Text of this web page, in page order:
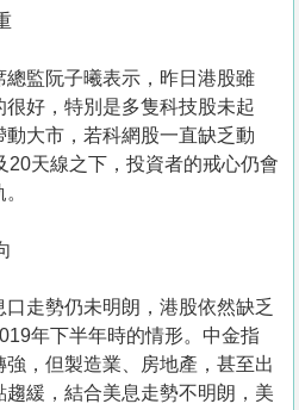
監阮子曦表示，昨日港股雖
好，特別是多隻科技股未起
大市，若科網股一直缺乏動
20天線之下，投資者的戒心仍會
走勢仍未明朗，港股依然缺乏
年下半年時的情形。中金指
，但製造業、房地產，甚至出
緩，結合美息走勢不明朗，美